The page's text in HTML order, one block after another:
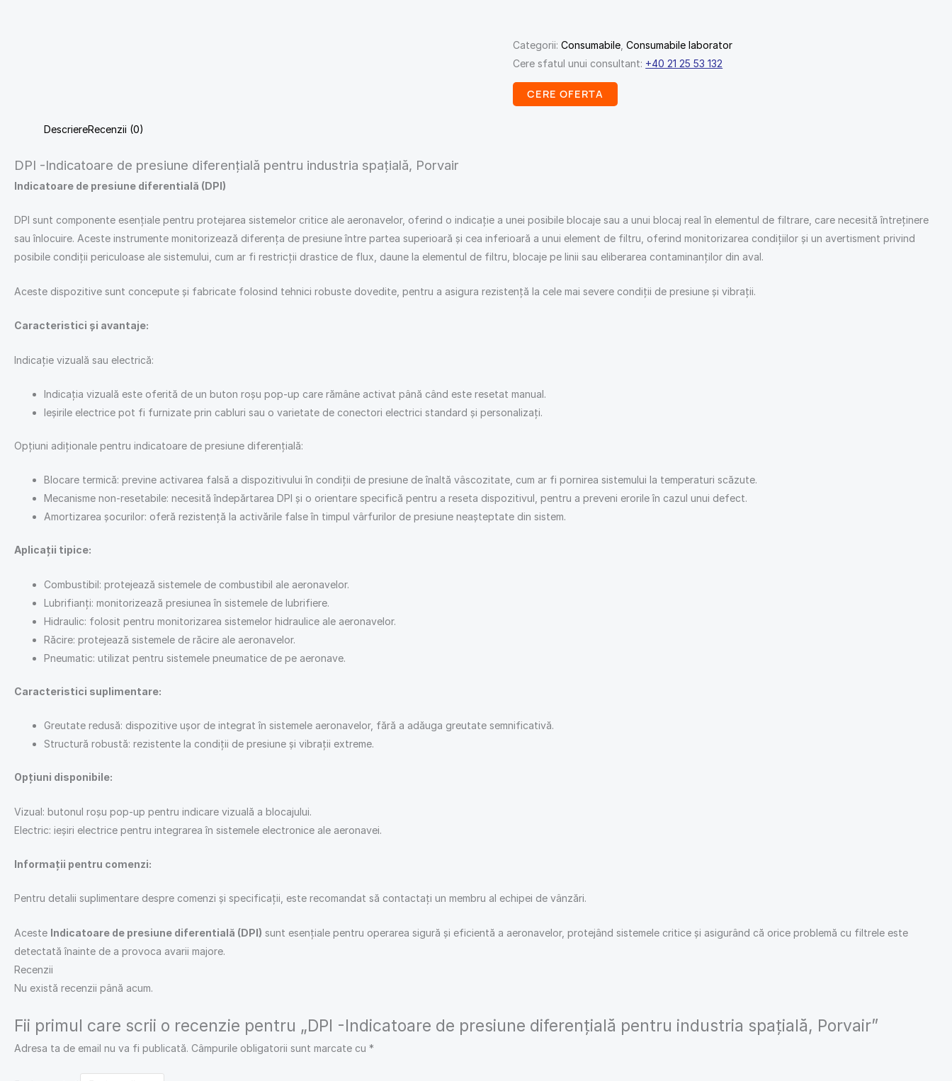
Categorii:Consumabile ,Consumabile laborator
Cere sfatul unui consultant: +40 21 25 53 132
CERE OFERTA
DescriereRecenzii (0)
DPI -Indicatoare de presiune diferențială pentru industria spațială, Porvair
Indicatoare de presiune diferentială (DPI)
DPI sunt componente esențiale pentru protejarea sistemelor critice ale aeronavelor, oferind o indicație a unei posibile blocaje sau a unui blocaj real în elementul de filtrare, care necesită întreținere
sau înlocuire. Aceste instrumente monitorizează diferența de presiune între partea superioară și cea inferioară a unui element de filtru, oferind monitorizarea condițiilor și un avertisment privind
posibile condiții periculoase ale sistemului, cum ar fi restricții drastice de flux, daune la elementul de filtru, blocaje pe linii sau eliberarea contaminanților din aval.
Aceste dispozitive sunt concepute și fabricate folosind tehnici robuste dovedite, pentru a asigura rezistență la cele mai severe condiții de presiune și vibrații.
Caracteristici și avantaje:
Indicație vizuală sau electrică:
Indicația vizuală este oferită de un buton roșu pop-up care rămâne activat până când este resetat manual.
Ieșirile electrice pot fi furnizate prin cabluri sau o varietate de conectori electrici standard și personalizați.
Opțiuni adiționale pentru indicatoare de presiune diferențială:
Blocare termică: previne activarea falsă a dispozitivului în condiții de presiune de înaltă vâscozitate, cum ar fi pornirea sistemului la temperaturi scăzute.
Mecanisme non-resetabile: necesită îndepărtarea DPI și o orientare specifică pentru a reseta dispozitivul, pentru a preveni erorile în cazul unui defect.
Amortizarea șocurilor: oferă rezistență la activările false în timpul vârfurilor de presiune neașteptate din sistem.
Aplicații tipice:
Combustibil: protejează sistemele de combustibil ale aeronavelor.
Lubrifianți: monitorizează presiunea în sistemele de lubrifiere.
Hidraulic: folosit pentru monitorizarea sistemelor hidraulice ale aeronavelor.
Răcire: protejează sistemele de răcire ale aeronavelor.
Pneumatic: utilizat pentru sistemele pneumatice de pe aeronave.
Caracteristici suplimentare:
Greutate redusă: dispozitive ușor de integrat în sistemele aeronavelor, fără a adăuga greutate semnificativă.
Structură robustă: rezistente la condiții de presiune și vibrații extreme.
Opțiuni disponibile:
Vizual: butonul roșu pop-up pentru indicare vizuală a blocajului.
Electric: ieșiri electrice pentru integrarea în sistemele electronice ale aeronavei.
Informații pentru comenzi:
Pentru detalii suplimentare despre comenzi și specificații, este recomandat să contactați un membru al echipei de vânzări.
Aceste Indicatoare de presiune diferentială (DPI) sunt esențiale pentru operarea sigură și eficientă a aeronavelor, protejând sistemele critice și asigurând că orice problemă cu filtrele este
detectată înainte de a provoca avarii majore.
Recenzii
Nu există recenzii până acum.
Fii primul care scrii o recenzie pentru „DPI -Indicatoare de presiune diferențială pentru industria spațială, Porvair”
Adresa ta de email nu va fi publicată. Câmpurile obligatorii sunt marcate cu *